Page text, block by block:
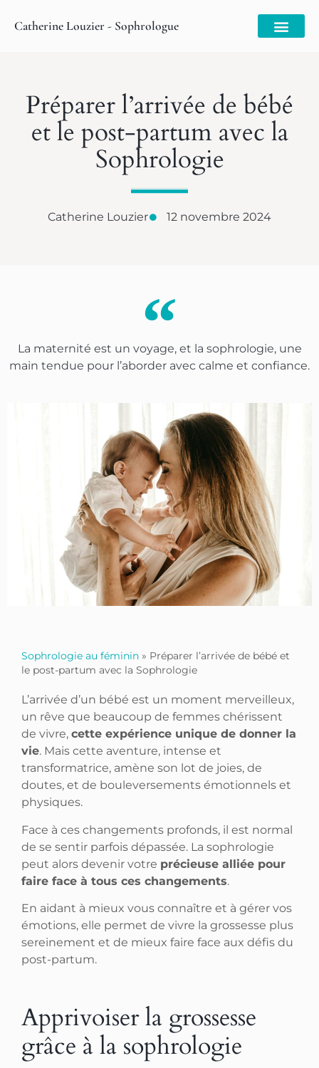
Catherine Louzier - Sophrologue
Préparer l’arrivée de bébé
et le post-partum avec la
Sophrologie
Catherine Louzier 12 novembre 2024
La maternité est un voyage, et la sophrologie, une
main tendue pour l’aborder avec calme et confiance.
Sophrologie au féminin » Préparer l’arrivée de bébé et
le post-partum avec la Sophrologie
L’arrivée d’un bébé est un moment merveilleux,
un rêve que beaucoup de femmes chérissent
de vivre, cette expérience unique de donner la
vie. Mais cette aventure, intense et
transformatrice, amène son lot de joies, de
doutes, et de bouleversements émotionnels et
physiques.
Face à ces changements profonds, il est normal
de se sentir parfois dépassée. La sophrologie
peut alors devenir votre précieuse alliée pour
faire face à tous ces changements.
En aidant à mieux vous connaître et à gérer vos
émotions, elle permet de vivre la grossesse plus
sereinement et de mieux faire face aux défis du
post-partum.
Apprivoiser la grossesse
grâce à la sophrologie